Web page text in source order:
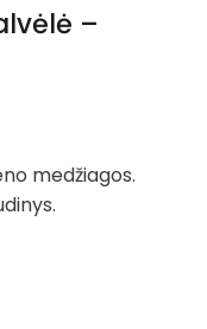
–
medžiagos.